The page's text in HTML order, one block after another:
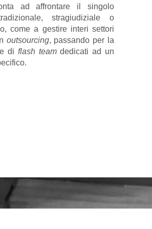
ad affrontare il singolo
stragiudiziale o
come a gestire interi settori
outsourcing, passando per la
di flash teamdedicati ad un